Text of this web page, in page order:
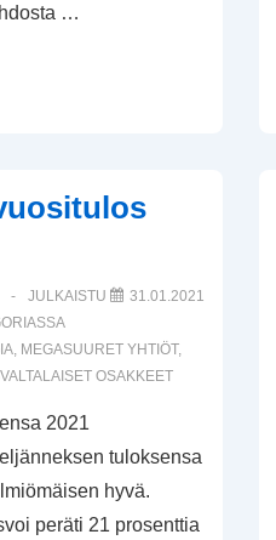
…
JULKAISTU
31.01.2021
, MEGASUURET YHTIÖT,
OSAKKEET
2021
tuloksensa
hyvä.
peräti 21 prosenttia